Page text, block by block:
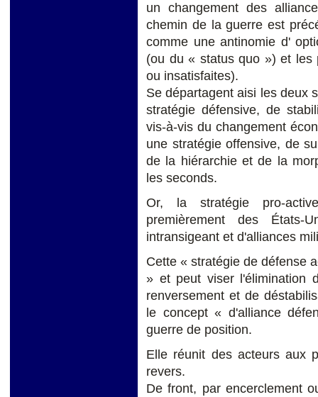
un changement des
chemin de la guerre est
comme une antinomie d'
(ou du « status quo ») et les
ou insatisfaites).
Se départagent aisi les deux
stratégie défensive, de
vis-à-vis du changement
une stratégie offensive, de
de la hiérarchie et de la
les seconds.
Or, la stratégie pro-
premièrement des États-
intransigeant et d'alliances
Cette « stratégie de défense
» et peut viser l'élimination
renversement et de
le concept « d'alliance
guerre de position.
Elle réunit des acteurs aux
revers.
De front, par encerclement